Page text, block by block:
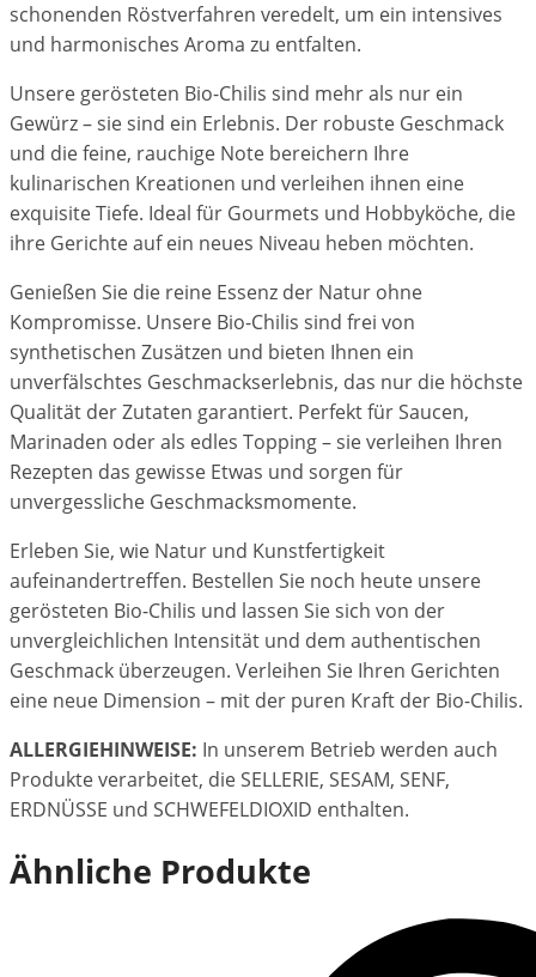
schonenden Röstverfahren veredelt, um ein intensives
und harmonisches Aroma zu entfalten.
Unsere gerösteten Bio-Chilis sind mehr als nur ein
Gewürz – sie sind ein Erlebnis. Der robuste Geschmack
und die feine, rauchige Note bereichern Ihre
kulinarischen Kreationen und verleihen ihnen eine
exquisite Tiefe. Ideal für Gourmets und Hobbyköche, die
ihre Gerichte auf ein neues Niveau heben möchten.
Genießen Sie die reine Essenz der Natur ohne
Kompromisse. Unsere Bio-Chilis sind frei von
synthetischen Zusätzen und bieten Ihnen ein
unverfälschtes Geschmackserlebnis, das nur die höchste
Qualität der Zutaten garantiert. Perfekt für Saucen,
Marinaden oder als edles Topping – sie verleihen Ihren
Rezepten das gewisse Etwas und sorgen für
unvergessliche Geschmacksmomente.
Erleben Sie, wie Natur und Kunstfertigkeit
aufeinandertreffen. Bestellen Sie noch heute unsere
gerösteten Bio-Chilis und lassen Sie sich von der
unvergleichlichen Intensität und dem authentischen
Geschmack überzeugen. Verleihen Sie Ihren Gerichten
eine neue Dimension – mit der puren Kraft der Bio-Chilis.
ALLERGIEHINWEISE: In unserem Betrieb werden auch
Produkte verarbeitet, die SELLERIE, SESAM, SENF,
ERDNÜSSE und SCHWEFELDIOXID enthalten.
Ähnliche Produkte